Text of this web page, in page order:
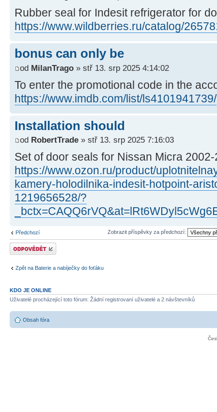
Rubber seal for Indesit refrigerator for
https://www.wildberries.ru/catalog/
bonus can only be
od MilanTrago » stř 13. srp 2025 4:14:02
To enter the promotional code in the
https://www.imdb.com/list/ls4101941739/
Installation should
od RobertTrade » stř 13. srp 2025 7:16:03
Set of door seals for Nissan Micra
https://www.ozon.ru/product/
kamery-holodilnika-indesit-hotpoint-
1219656528/?
Předchozí Zobrazit příspěvky za předchozí:
Odeslat odpověď
Zpět na Baterie a nabíječky do foťáku
KDO JE ONLINE
Uživatelé procházející toto fórum: Žádní registrovaní uživatelé a 2 návštevníků
Obsah fóra